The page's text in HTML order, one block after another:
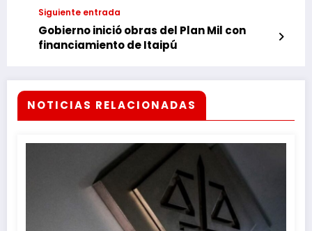
Siguiente entrada
Gobierno inició obras del Plan Mil con
financiamiento de Itaipú
NOTICIAS RELACIONADAS